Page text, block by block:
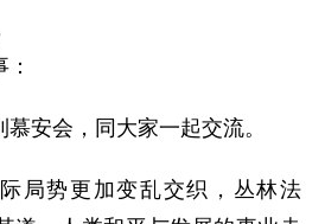
安会，同大家一起交流。
局势更加变乱交织，丛林法